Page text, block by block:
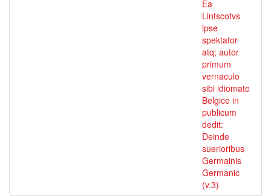
Ea
Lintscotvs
ipse
spektator
atq; autor
primum
vernaculo
sibi idiomate
Belgice in
publicum
dedit:
Deinde
suerioribus
Germainis
Germanic
(v.3)